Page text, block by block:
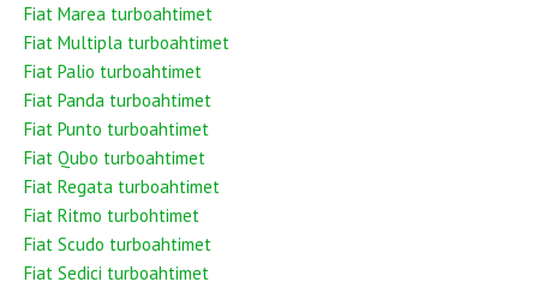
Fiat Marea turboahtimet
Fiat Multipla turboahtimet
Fiat Palio turboahtimet
Fiat Panda turboahtimet
Fiat Punto turboahtimet
Fiat Qubo turboahtimet
Fiat Regata turboahtimet
Fiat Ritmo turbohtimet
Fiat Scudo turboahtimet
Fiat Sedici turboahtimet